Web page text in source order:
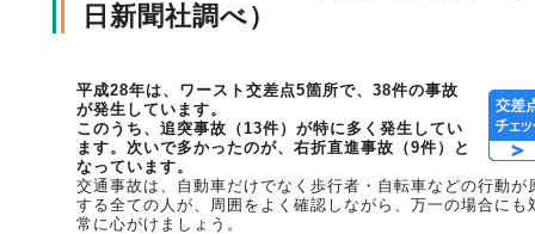
日新聞社調べ）
平成28年は、ワースト交差点5箇所で、38件の事故
が発生しています。
このうち、追突事故（13件）が特に多く発生してい
ます。次いで多かったのが、右折直進事故（9件）と
なっています。
交通事故は、自動車だけでなく歩行者・自転車などの行動
する全ての人が、周囲をよく確認しながら、万一の場合に
常に心がけましょう。